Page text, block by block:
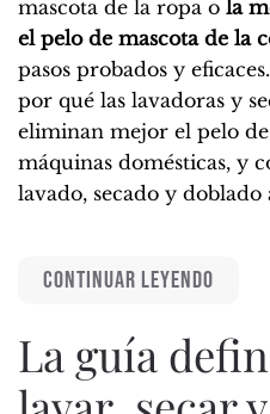
mascota de la ropa o la
el pelo de mascota de la
pasos probados y
por qué las lavadoras y
eliminan mejor el pelo de
máquinas domésticas, y
lavado, secado y
CONTINUAR LEYENDO
La guía